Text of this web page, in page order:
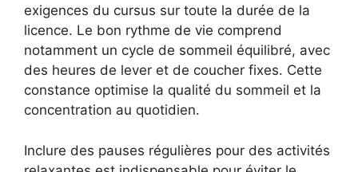
exigences du cursus sur toute la durée de la
licence. Le bon rythme de vie comprend
notamment un cycle de sommeil équilibré, avec
des heures de lever et de coucher fixes. Cette
constance optimise la qualité du sommeil et la
concentration au quotidien.
Inclure des pauses régulières pour des activités